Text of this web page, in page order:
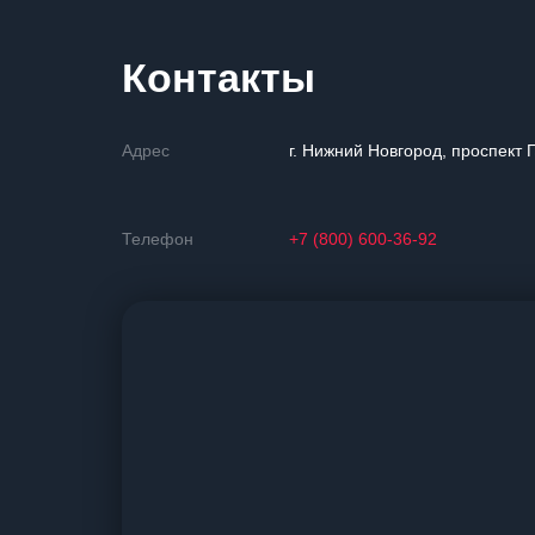
Контакты
Адрес г. Нижний Новгород, проспект
Телефон +7 (800) 600-36-92